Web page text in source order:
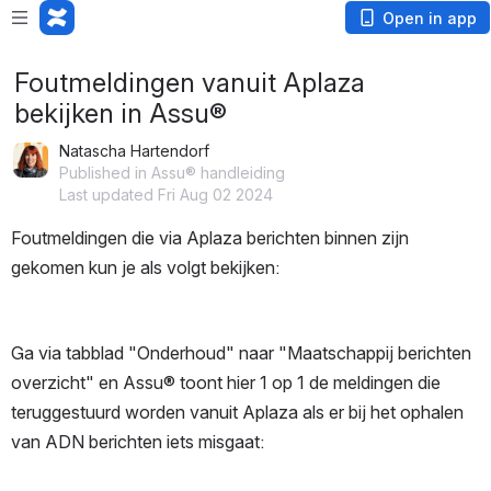
Open in app
Foutmeldingen vanuit Aplaza
bekijken in Assu®
Natascha Hartendorf
Published in Assu® handleiding
Last updated Fri Aug 02 2024
Foutmeldingen die via Aplaza berichten binnen zijn
gekomen kun je als volgt bekijken:
Ga via tabblad "Onderhoud" naar "Maatschappij berichten
overzicht" en Assu® toont hier 1 op 1 de meldingen die
teruggestuurd worden vanuit Aplaza als er bij het ophalen
van ADN berichten iets misgaat: